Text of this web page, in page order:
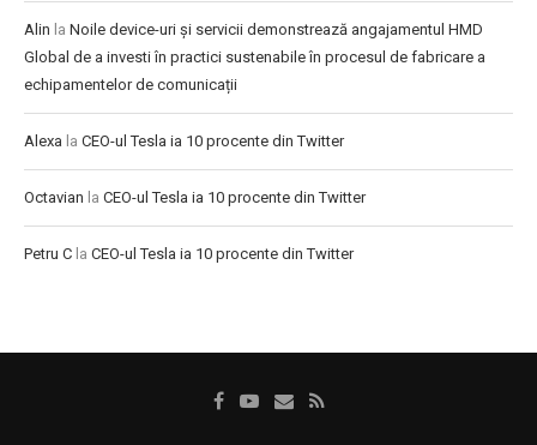
Alin la Noile device-uri și servicii demonstrează angajamentul HMD
Global de a investi în practici sustenabile în procesul de fabricare a
echipamentelor de comunicații
Alexa la CEO-ul Tesla ia 10 procente din Twitter
Octavian la CEO-ul Tesla ia 10 procente din Twitter
Petru C la CEO-ul Tesla ia 10 procente din Twitter